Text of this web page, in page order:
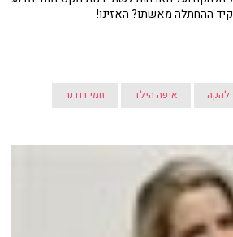
ההחתלה מאשתו? האזינו!
להקה איפה הילד חמי רודנר